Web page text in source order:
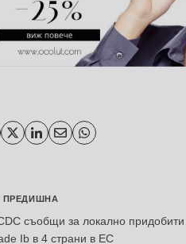
ПРЕДИШНА
съобщи за локално
Ib в 4 страни в ЕС